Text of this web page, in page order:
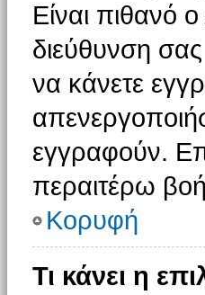
Είναι πιθανό
διεύθυνση
να κάνετε
εγγραφούν.
περαιτέρω
Κορυφή
Τι κάνει η